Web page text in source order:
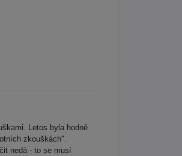
Letos byla hodně
zkouškách".
nedá - to se musí